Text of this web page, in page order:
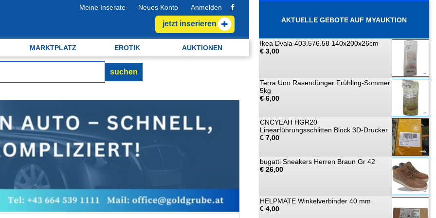
Meine Inserate Neues Konto Anmelden
jetzt inserieren
MARKTPLATZ EROTIK AUKTIONEN
suchen
AKTUELLE GEBOTE AUF MYAUKTION
Ikea Dvala 403.576.58 140x200x26cm
€ 3,00
Terra Uno Rasendünger Frühling-Sommer
5kg
€ 6,00
CNCYEAH HGR20
Linearführungsschlitten Block 3D-Drucker
€ 7,00
bugatti Sneakers Herren Braun Gr 42
€ 26,00
HELPMATE Winkelverbinder 40 mm
€ 4,00